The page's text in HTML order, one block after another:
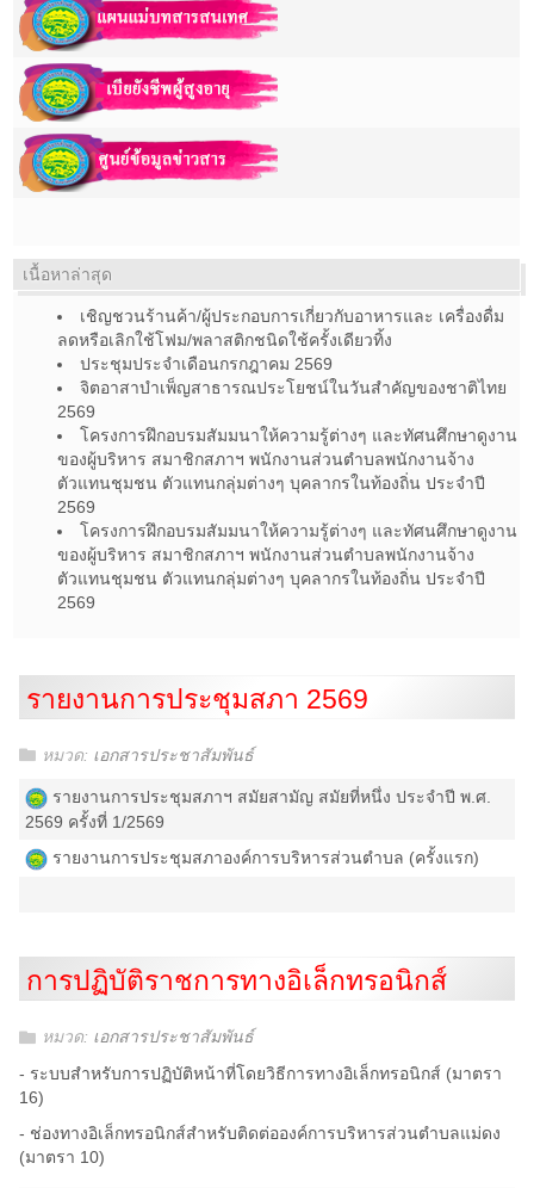
เนื้อหาล่าสุด
เชิญชวนร้านค้า/ผู้ประกอบการเกี่ยวกับอาหารและ เครื่องดื่ม
ลดหรือเลิกใช้โฟม/พลาสติกชนิดใช้ครั้งเดียวทิ้ง
ประชุมประจำเดือนกรกฎาคม 2569
จิตอาสาบำเพ็ญสาธารณประโยชน์ในวันสำคัญของชาติไทย
2569
โครงการฝึกอบรมสัมมนาให้ความรู้ต่างๆ และทัศนศึกษาดูงาน
ของผู้บริหาร สมาชิกสภาฯ พนักงานส่วนตำบลพนักงานจ้าง
ตัวแทนชุมชน ตัวแทนกลุ่มต่างๆ บุคลากรในท้องถิ่น ประจำปี
2569
โครงการฝึกอบรมสัมมนาให้ความรู้ต่างๆ และทัศนศึกษาดูงาน
ของผู้บริหาร สมาชิกสภาฯ พนักงานส่วนตำบลพนักงานจ้าง
ตัวแทนชุมชน ตัวแทนกลุ่มต่างๆ บุคลากรในท้องถิ่น ประจำปี
2569
รายงานการประชุมสภา 2569
หมวด: เอกสารประชาสัมพันธ์
รายงานการประชุมสภาฯ สมัยสามัญ สมัยที่หนึ่ง ประจำปี พ.ศ.
2569 ครั้งที่ 1/2569
รายงานการประชุมสภาองค์การบริหารส่วนตำบล (ครั้งแรก)
การปฏิบัติราชการทางอิเล็กทรอนิกส์
หมวด: เอกสารประชาสัมพันธ์
- ระบบสำหรับการปฏิบัติหน้าที่โดยวิธีการทางอิเล็กทรอนิกส์ (มาตรา
16)
- ช่องทางอิเล็กทรอนิกส์สำหรับติดต่อองค์การบริหารส่วนตำบลแม่ดง
(มาตรา 10)